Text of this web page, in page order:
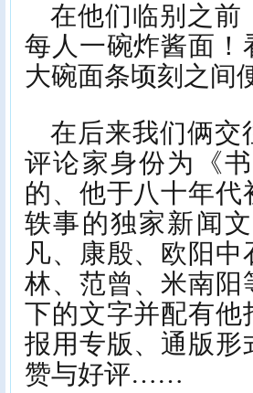
在他们临别之
每人一碗炸酱面！
大碗面条顷刻之
在后来我们俩交
评论家身份为《
的、他于八十年
轶事的独家新闻
凡、康殷、欧阳
林、范曾、米南阳
下的文字并配有他
报用专版、通版形
赞与好评……